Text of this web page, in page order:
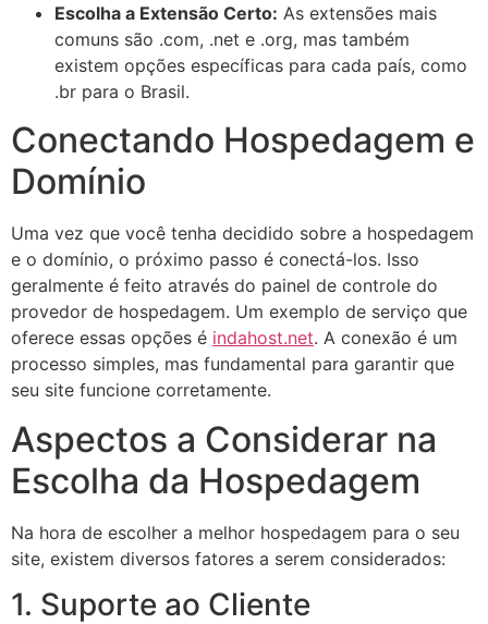
Escolha a Extensão Certo: As extensões mais
comuns são .com, .net e .org, mas também
existem opções específicas para cada país, como
.br para o Brasil.
Conectando Hospedagem e
Domínio
Uma vez que você tenha decidido sobre a hospedagem
e o domínio, o próximo passo é conectá-los. Isso
geralmente é feito através do painel de controle do
provedor de hospedagem. Um exemplo de serviço que
oferece essas opções é indahost.net. A conexão é um
processo simples, mas fundamental para garantir que
seu site funcione corretamente.
Aspectos a Considerar na
Escolha da Hospedagem
Na hora de escolher a melhor hospedagem para o seu
site, existem diversos fatores a serem considerados:
1. Suporte ao Cliente